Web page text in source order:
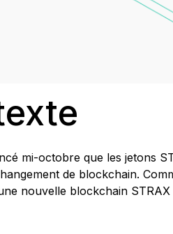
mi-octobre que les jetons
de blockchain.
nouvelle blockchain STRAX